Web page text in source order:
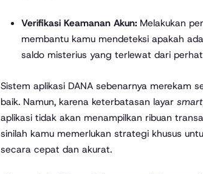
Verifikasi Keamanan Akun:Melakukan
membantu kamu mendeteksi apakah
saldo misterius yang terlewat dari
Sistem aplikasi DANA sebenarnya merekam
baik. Namun, karena keterbatasan layar
aplikasi tidak akan menampilkan ribuan
sinilah kamu memerlukan strategi khusus
secara cepat dan akurat.